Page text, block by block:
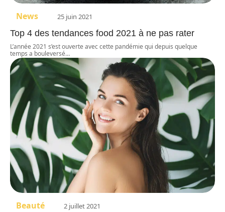
News 25 juin 2021
Top 4 des tendances food 2021 à ne pas rater
L’année 2021 s’est ouverte avec cette pandémie qui depuis quelque
temps a bouleversé…
Beauté 2 juillet 2021